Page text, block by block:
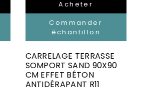
Acheter
Commander
échantillon
CARRELAGE TERRASSE
SOMPORT SAND 90X90
CM EFFET BÉTON
ANTIDÉRAPANT R11